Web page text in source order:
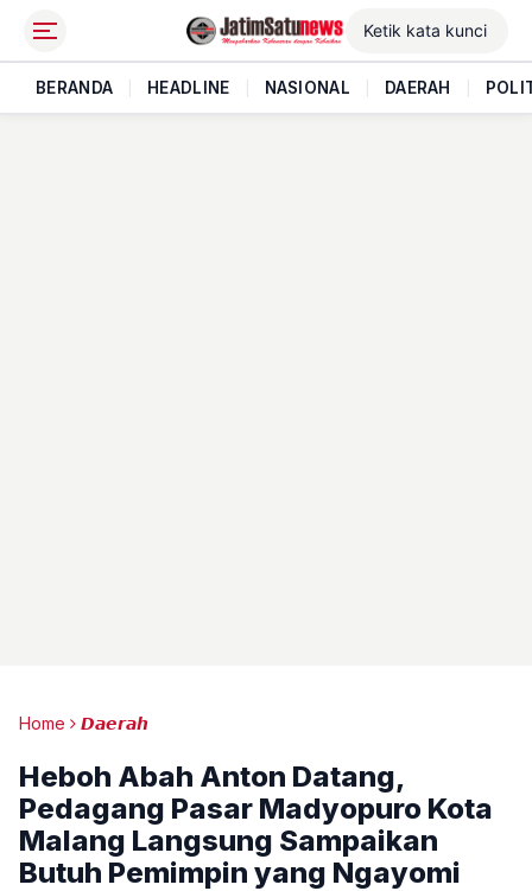
BERANDA HEADLINE NASIONAL DAERAH
Home 𝘿𝙖𝙚𝙧𝙖𝙝
Heboh Abah Anton Datang,
Pedagang Pasar Madyopuro Kota
Malang Langsung Sampaikan
Butuh Pemimpin yang Ngayomi